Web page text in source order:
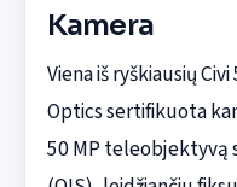
Kamera
Viena iš ryškiausių
Optics sertifikuota
50 MP teleobjektyvą